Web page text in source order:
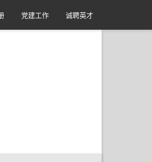
党建工作 诚聘英才